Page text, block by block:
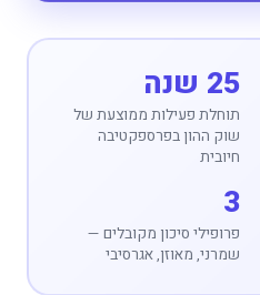
25 שנה
תוחלת פעילות ממוצעת של
שוק ההון בפרספקטיבה
חיובית
3
פרופילי סיכון מקובלים —
שמרני, מאוזן, אגרסיבי